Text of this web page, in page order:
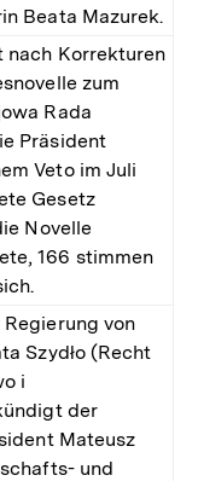
Beata Mazurek.
nach Korrekturen
zum
Rada
Präsident
Veto im Juli
Gesetz
Novelle
166 stimmen
von
Szydło (Recht
i
der
Mateusz
und